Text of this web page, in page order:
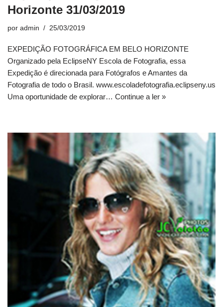
Horizonte 31/03/2019
por admin 25/03/2019
EXPEDIÇÃO FOTOGRÁFICA EM BELO HORIZONTE
Organizado pela EclipseNY Escola de Fotografia, essa
Expedição é direcionada para Fotógrafos e Amantes da
Fotografia de todo o Brasil. www.escoladefotografia.eclipseny.us
Uma oportunidade de explorar… Continue a ler »